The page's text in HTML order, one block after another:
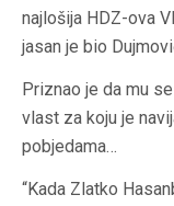
najlošija HDZ-ova
jasan je bio
Priznao je da mu
vlast za koju je
pobjedama…
“Kada Zlatko